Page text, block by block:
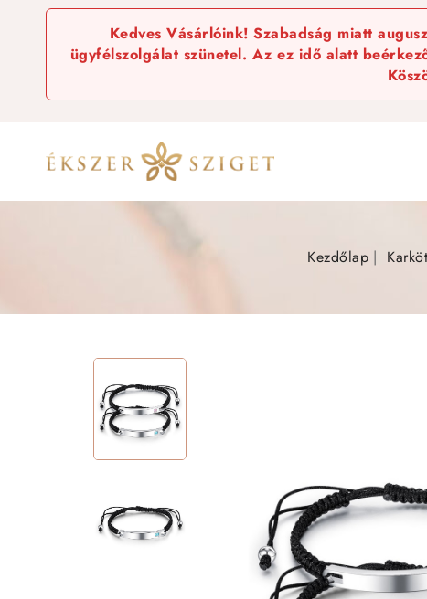
Kedves Vásárlóink! Szabadság miatt
ügyfélszolgálat szünetel. Az ez idő alatt
Kezdőlap